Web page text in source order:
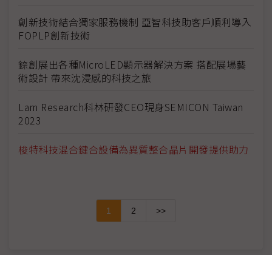
創新技術結合獨家服務機制 亞智科技助客戶順利導入
FOPLP創新技術
錼創展出各種MicroLED顯示器解決方案 搭配展場藝
術設計 帶來沈浸感的科技之旅
Lam Research科林研發CEO現身SEMICON Taiwan
2023
梭特科技混合鍵合設備為異質整合晶片開發提供助力
1 2 >>